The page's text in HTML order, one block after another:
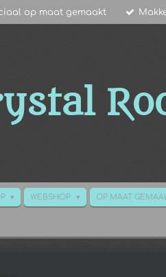
op maat gemaakt
WEBSHOP OP MAAT